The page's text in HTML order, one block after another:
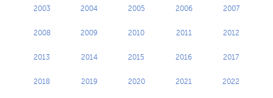
2003 2004 2005 2006 2007
2008 2009 2010 2011 2012
2013 2014 2015 2016 2017
2018 2019 2020 2021 2022